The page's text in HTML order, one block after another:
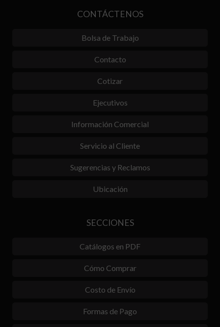
CONTÁCTENOS
Bolsa de Trabajo
Contacto
Cotizar
Ejecutivos
Información Comercial
Servicio al Cliente
Sugerencias y Reclamos
Ubicación
SECCIONES
Catálogos en PDF
Cómo Comprar
Costo de Envío
Formas de Pago